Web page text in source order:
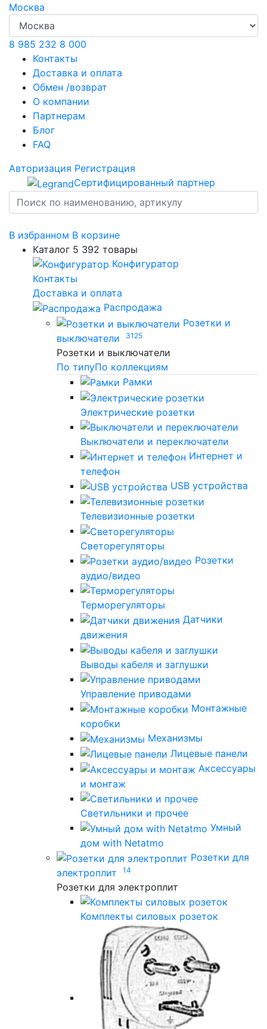
Москва
8 985 232 8 000
Контакты
Доставка и оплата
Обмен /возврат
О компании
Партнерам
Блог
FAQ
Авторизация Регистрация
Сертифицированный партнер
В избранном В корзине
Каталог 5 392 товары
Конфигуратор
Контакты
Доставка и оплата
Распродажа
Розетки и
выключатели
3125
Розетки и выключатели
По типуПо коллекциям
Рамки
Электрические розетки
Выключатели и переключатели
Интернет и
телефон
USB устройства
Телевизионные розетки
Светорегуляторы
Розетки
аудио/видео
Терморегуляторы
Датчики
движения
Выводы кабеля и заглушки
Управление приводами
Монтажные
коробки
Механизмы
Лицевые панели
Аксессуары
и монтаж
Светильники и прочее
Умный
дом with Netatmo
Розетки для
электроплит
14
Розетки для электроплит
Комплекты силовых розеток